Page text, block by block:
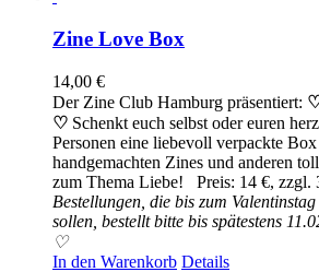
Zine Love Box
14,00 €
Der Zine Club Hamburg präsentiert:
♡ Schenkt euch selbst oder euren
Personen eine liebevoll verpackte
handgemachten Zines und anderen
zum Thema Liebe! Preis: 14 €, zzgl.
Bestellungen, die bis zum
sollen, bestellt bitte bis spätestens
♡
In den Warenkorb Details